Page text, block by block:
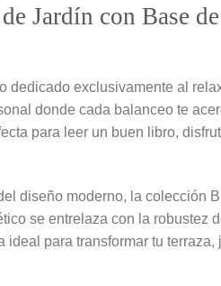
Jardín con Base
exclusivamente al
donde cada balanceo te
para leer un buen libro,
diseño moderno, la colección
se entrelaza con la robustez
para transformar tu